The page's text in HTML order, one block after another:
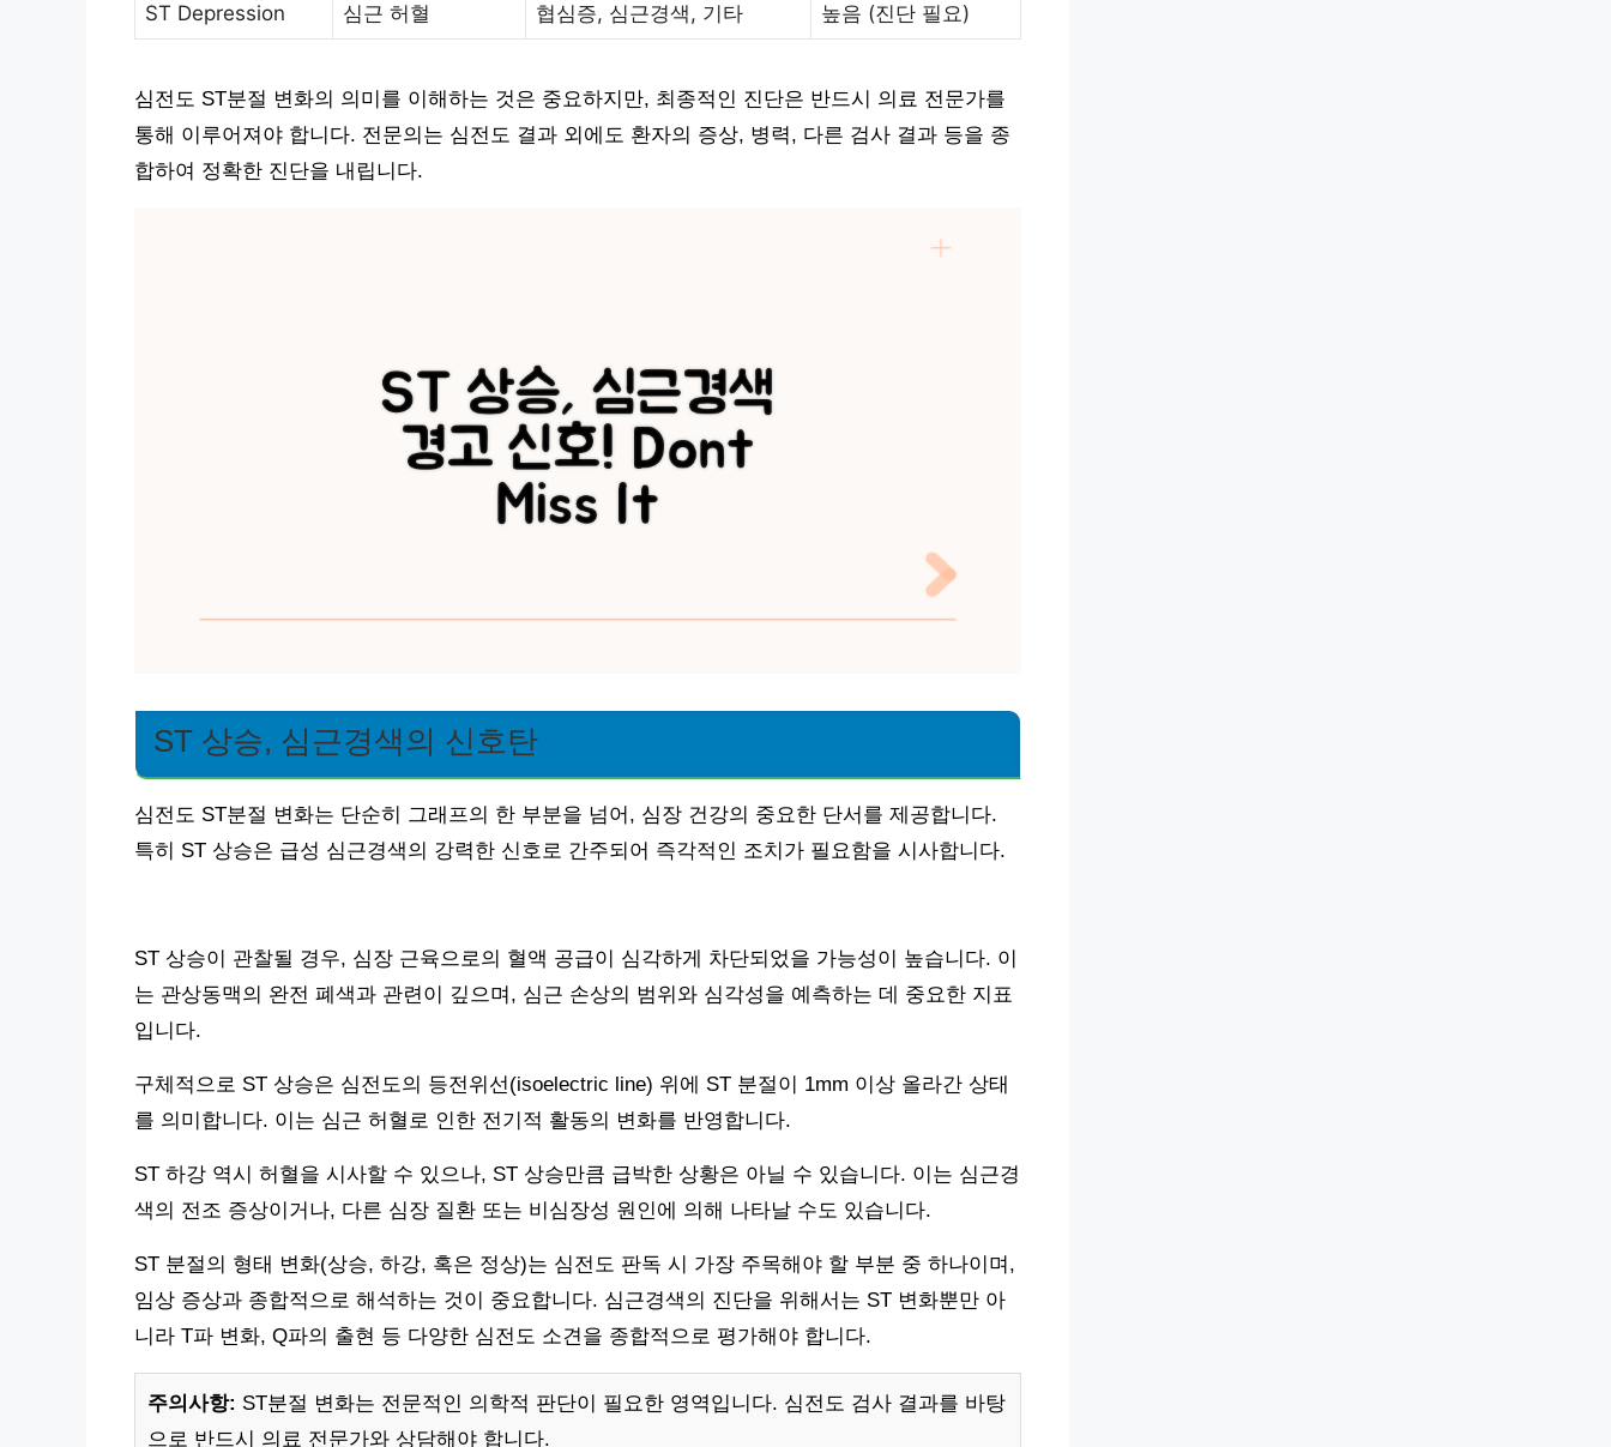
ST Depression 심근 허혈 협심증, 심근경색, 기타 높음 (진단 필요)
심전도 ST분절 변화의 의미를 이해하는 것은 중요하지만, 최종적인 진단은 반드시 의료 전문가를
통해 이루어져야 합니다. 전문의는 심전도 결과 외에도 환자의 증상, 병력, 다른 검사 결과 등을 종
합하여 정확한 진단을 내립니다.
ST 상승, 심근경색의 신호탄
심전도 ST분절 변화는 단순히 그래프의 한 부분을 넘어, 심장 건강의 중요한 단서를 제공합니다.
특히 ST 상승은 급성 심근경색의 강력한 신호로 간주되어 즉각적인 조치가 필요함을 시사합니다.
ST 상승이 관찰될 경우, 심장 근육으로의 혈액 공급이 심각하게 차단되었을 가능성이 높습니다. 이
는 관상동맥의 완전 폐색과 관련이 깊으며, 심근 손상의 범위와 심각성을 예측하는 데 중요한 지표
입니다.
구체적으로 ST 상승은 심전도의 등전위선(isoelectric line) 위에 ST 분절이 1mm 이상 올라간 상태
를 의미합니다. 이는 심근 허혈로 인한 전기적 활동의 변화를 반영합니다.
ST 하강 역시 허혈을 시사할 수 있으나, ST 상승만큼 급박한 상황은 아닐 수 있습니다. 이는 심근경
색의 전조 증상이거나, 다른 심장 질환 또는 비심장성 원인에 의해 나타날 수도 있습니다.
ST 분절의 형태 변화(상승, 하강, 혹은 정상)는 심전도 판독 시 가장 주목해야 할 부분 중 하나이며,
임상 증상과 종합적으로 해석하는 것이 중요합니다. 심근경색의 진단을 위해서는 ST 변화뿐만 아
니라 T파 변화, Q파의 출현 등 다양한 심전도 소견을 종합적으로 평가해야 합니다.
주의사항: ST분절 변화는 전문적인 의학적 판단이 필요한 영역입니다. 심전도 검사 결과를 바탕
으로 반드시 의료 전문가와 상담해야 합니다.